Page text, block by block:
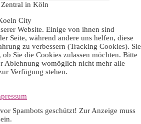
in Köln
City
Spambots geschützt! Zur Anzeige muss
Website. Einige von ihnen sind
Seite, während andere uns helfen, diese
zu verbessern (Tracking Cookies). Sie
Sie die Cookies zulassen möchten. Bitte
Ablehnung womöglich nicht mehr alle
Verfügung stehen.